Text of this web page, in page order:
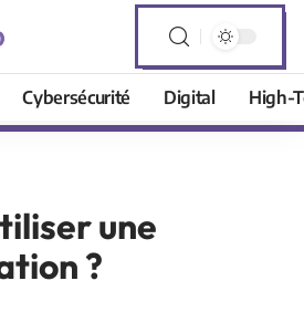
Cybersécurité Digital High-
une
?